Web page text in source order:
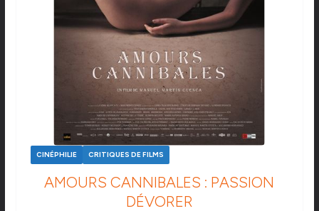
CINÉPHILIE CRITIQUES DE FILMS
AMOURS CANNIBALES : PASSION
DÉVORER